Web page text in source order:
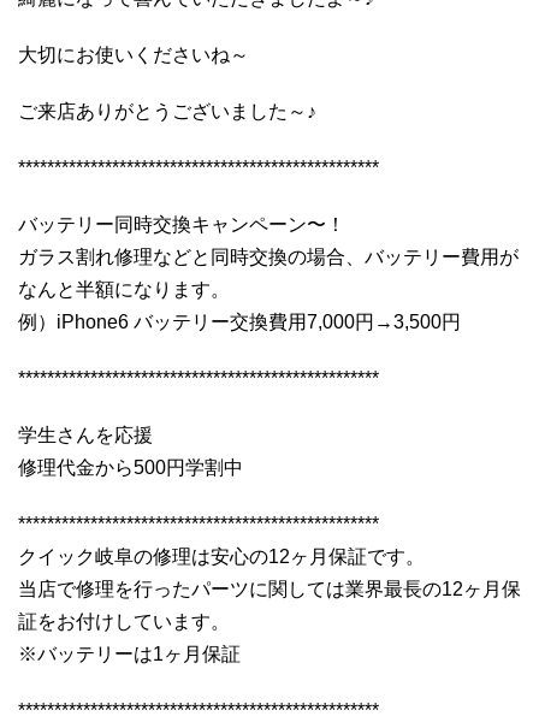
大切にお使いくださいね～
ご来店ありがとうございました～♪
**************************************************
バッテリー同時交換キャンペーン〜！
ガラス割れ修理などと同時交換の場合、バッテリー費用が
なんと半額になります。
例）iPhone6 バッテリー交換費用7,000円→3,500円
**************************************************
学生さんを応援
修理代金から500円学割中
**************************************************
クイック岐阜の修理は安心の12ヶ月保証です。
当店で修理を行ったパーツに関しては業界最長の12ヶ月保
証をお付けしています。
※バッテリーは1ヶ月保証
**************************************************